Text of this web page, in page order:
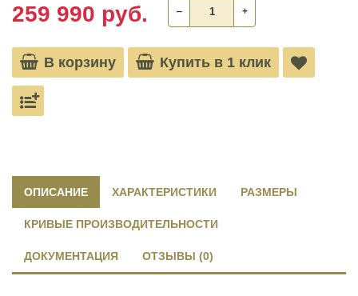
259 990 руб. ‒ +
В корзину Купить в 1 клик
ОПИСАНИЕ ХАРАКТЕРИСТИКИ РАЗМЕРЫ
КРИВЫЕ ПРОИЗВОДИТЕЛЬНОСТИ
ДОКУМЕНТАЦИЯ ОТЗЫВЫ (0)